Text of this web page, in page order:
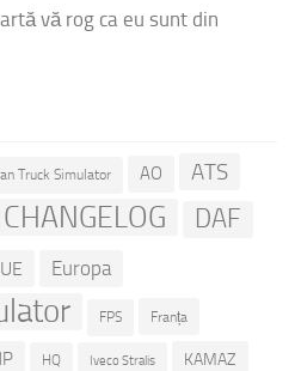
vă rog ca eu sunt din
Truck Simulator AO ATS
CHANGELOG DAF
UE Europa
FPS Franța
HQ Iveco Stralis KAMAZ